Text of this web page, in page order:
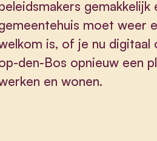
moet weer
is, of je nu digitaal
den-Bos opnieuw een
en wonen.